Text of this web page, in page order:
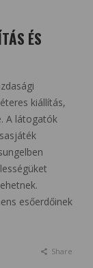
ÉS
kiállítás,
A látogatók
esőerdőinek
Share